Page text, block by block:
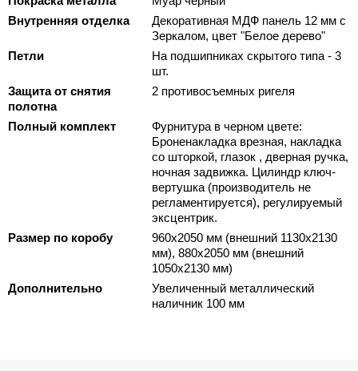
Внутренняя отделка
Декоративная МДФ панель 12 мм с
Зеркалом, цвет "Белое дерево"
Петли
На подшипниках скрытого типа - 3
шт.
Защита от снятия
полотна
2 противосъемных ригеля
Полный комплект
Фурнитура в черном цвете:
Броненакладка врезная, накладка
со шторкой, глазок , дверная ручка,
ночная задвижка. Цилиндр ключ-
вертушка (производитель не
регламентируется), регулируемый
эксцентрик.
Размер по коробу
960х2050 мм (внешний 1130х2130
мм), 880х2050 мм (внешний
1050х2130 мм)
Дополнительно
Увеличенный металлический
наличник 100 мм